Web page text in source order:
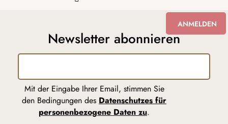
Newsletter abonnieren
Mit der Eingabe Ihrer Email, stimmen Sie
den Bedingungen des Datenschutzes für
personenbezogene Daten zu.
ANMELDEN